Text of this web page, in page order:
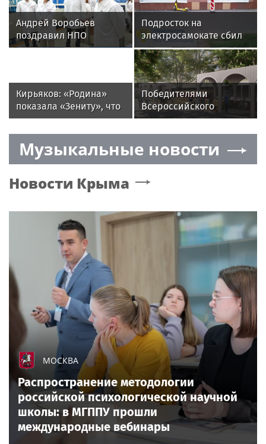
Андрей Воробьев
поздравил НПО
«Энергомаш» с 80-
Подросток на
электросамокате сбил
трехлетнего ребенка на
востоке Москвы
Кирьяков: «Родина»
показала «Зениту», что
не всё бывает так
Победителями
Всероссийского
конкурса
Подмосковья
Музыкальные новости
Новости Крыма
МОСКВА
Распространение методологии
российской психологической научной
школы: в МГППУ прошли
международные вебинары